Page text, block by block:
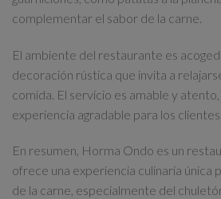
complementar el sabor de la carne.
El ambiente del restaurante es
decoración rústica que invita a
comida. El servicio es amable y
experiencia agradable para los clientes.
En resumen, Horma Ondo es un
ofrece una experiencia culinaria única
de la carne, especialmente del